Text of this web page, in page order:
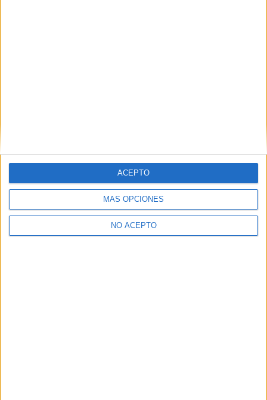
MÁS OPCIONES
NO ACEPTO
ACEPTO
Y como regalo de agradecimiento, por registrarte te daremos
gratis una copia de nuestro ebook con 100 consejos para tu
primer año de universidad